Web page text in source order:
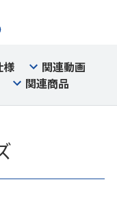
様
関連動画
関連商品